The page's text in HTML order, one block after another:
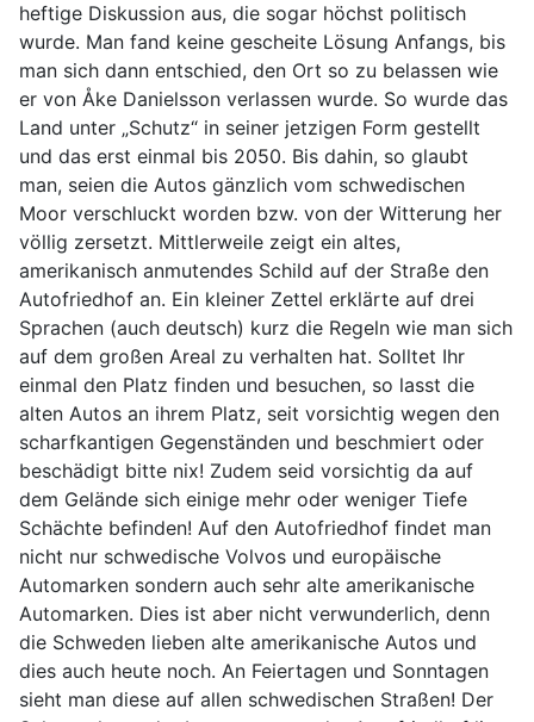
heftige Diskussion aus, die sogar höchst politisch
wurde. Man fand keine gescheite Lösung Anfangs, bis
man sich dann entschied, den Ort so zu belassen wie
er von Åke Danielsson verlassen wurde. So wurde das
Land unter „Schutz“ in seiner jetzigen Form gestellt
und das erst einmal bis 2050. Bis dahin, so glaubt
man, seien die Autos gänzlich vom schwedischen
Moor verschluckt worden bzw. von der Witterung her
völlig zersetzt. Mittlerweile zeigt ein altes,
amerikanisch anmutendes Schild auf der Straße den
Autofriedhof an. Ein kleiner Zettel erklärte auf drei
Sprachen (auch deutsch) kurz die Regeln wie man sich
auf dem großen Areal zu verhalten hat. Solltet Ihr
einmal den Platz finden und besuchen, so lasst die
alten Autos an ihrem Platz, seit vorsichtig wegen den
scharfkantigen Gegenständen und beschmiert oder
beschädigt bitte nix! Zudem seid vorsichtig da auf
dem Gelände sich einige mehr oder weniger Tiefe
Schächte befinden! Auf den Autofriedhof findet man
nicht nur schwedische Volvos und europäische
Automarken sondern auch sehr alte amerikanische
Automarken. Dies ist aber nicht verwunderlich, denn
die Schweden lieben alte amerikanische Autos und
dies auch heute noch. An Feiertagen und Sonntagen
sieht man diese auf allen schwedischen Straßen! Der